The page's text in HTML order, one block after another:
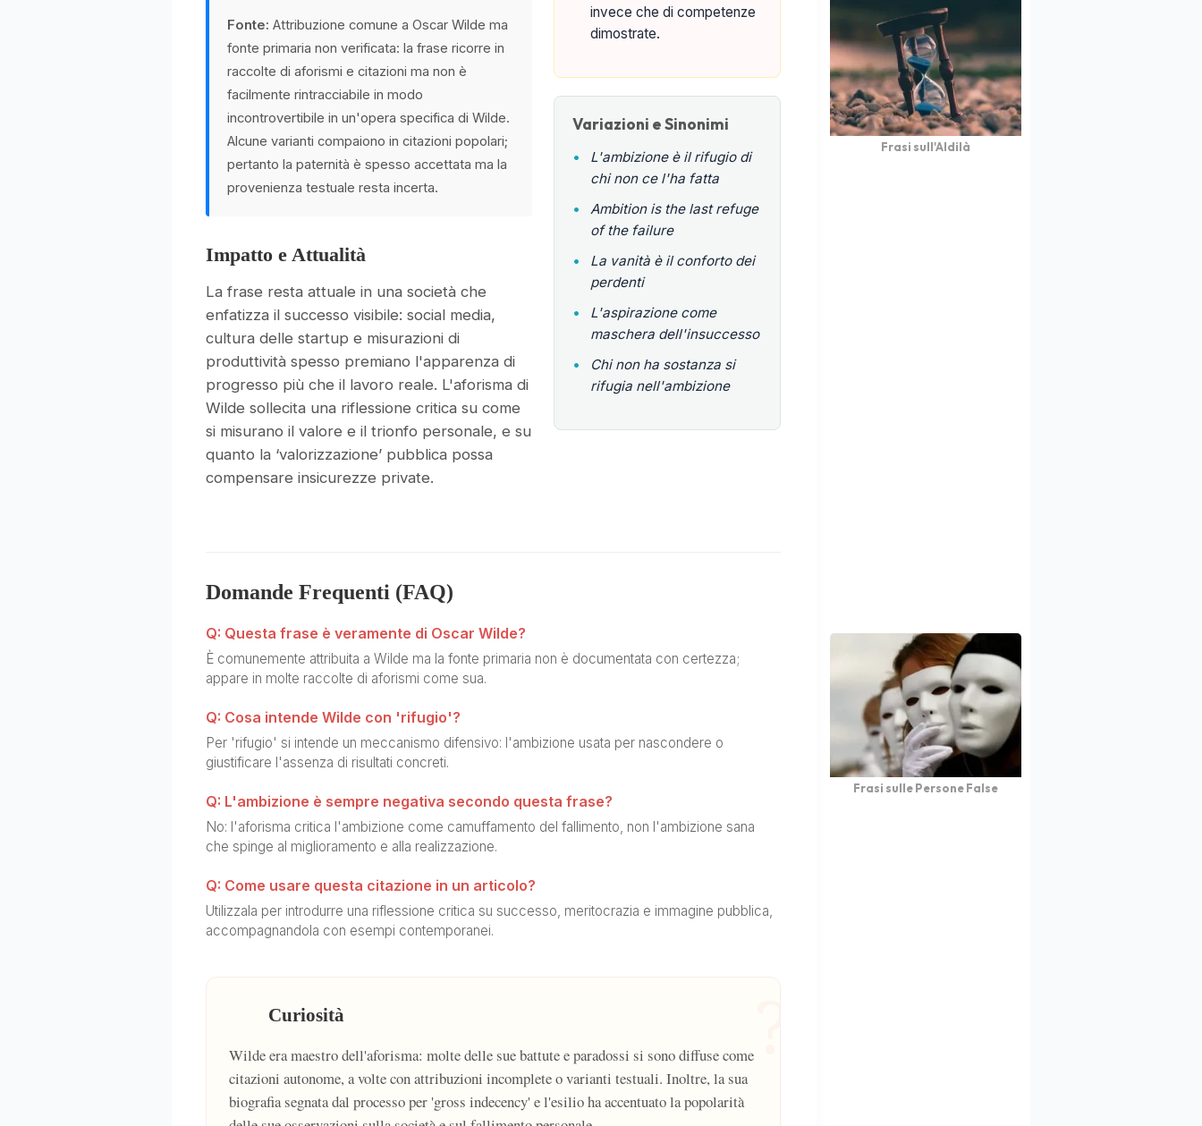
Fonte: Attribuzione comune a Oscar Wilde ma
fonte primaria non verificata: la frase ricorre in
raccolte di aforismi e citazioni ma non è
facilmente rintracciabile in modo
incontrovertibile in un'opera specifica di Wilde.
Alcune varianti compaiono in citazioni popolari;
pertanto la paternità è spesso accettata ma la
provenienza testuale resta incerta.
Impatto e Attualità
La frase resta attuale in una società che
enfatizza il successo visibile: social media,
cultura delle startup e misurazioni di
produttività spesso premiano l'apparenza di
progresso più che il lavoro reale. L'aforisma di
Wilde sollecita una riflessione critica su come
si misurano il valore e il trionfo personale, e su
quanto la ‘valorizzazione’ pubblica possa
compensare insicurezze private.
invece che di competenze
dimostrate.
Variazioni e Sinonimi
•
L'ambizione è il rifugio di
chi non ce l'ha fatta
•
Ambition is the last refuge
of the failure
•
La vanità è il conforto dei
perdenti
•
L'aspirazione come
maschera dell'insuccesso
•
Chi non ha sostanza si
rifugia nell'ambizione
Domande Frequenti (FAQ)
Q: Questa frase è veramente di Oscar Wilde?
È comunemente attribuita a Wilde ma la fonte primaria non è documentata con certezza;
appare in molte raccolte di aforismi come sua.
Q: Cosa intende Wilde con 'rifugio'?
Per 'rifugio' si intende un meccanismo difensivo: l'ambizione usata per nascondere o
giustificare l'assenza di risultati concreti.
Q: L'ambizione è sempre negativa secondo questa frase?
No: l'aforisma critica l'ambizione come camuffamento del fallimento, non l'ambizione sana
che spinge al miglioramento e alla realizzazione.
Q: Come usare questa citazione in un articolo?
Utilizzala per introdurre una riflessione critica su successo, meritocrazia e immagine pubblica,
accompagnandola con esempi contemporanei.
Curiosità
Wilde era maestro dell'aforisma: molte delle sue battute e paradossi si sono diffuse come
citazioni autonome, a volte con attribuzioni incomplete o varianti testuali. Inoltre, la sua
biografia segnata dal processo per 'gross indecency' e l'esilio ha accentuato la popolarità
Frasi sull'Aldilà
Frasi sulle Persone False